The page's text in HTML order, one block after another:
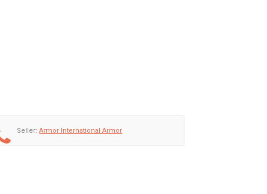
Seller:Armor International Armor